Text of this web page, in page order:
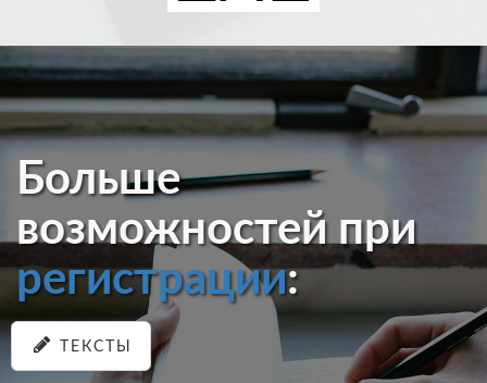
Больше
возможностей при
регистрации:
ТЕКСТЫ